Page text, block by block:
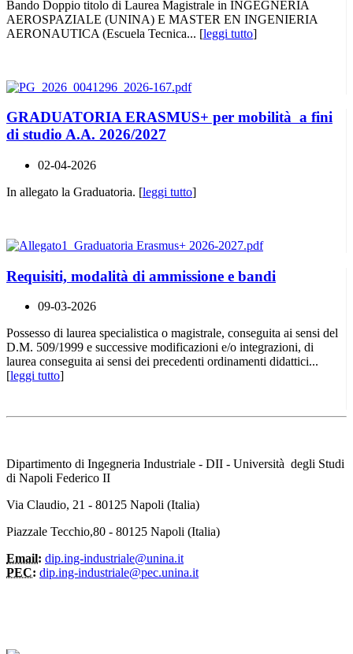
Bando Doppio titolo di Laurea Magistrale in INGEGNERIA
AEROSPAZIALE (UNINA) E MASTER EN INGENIERIA
AERONAUTICA (Escuela Tecnica... [leggi tutto]
GRADUATORIA ERASMUS+ per mobilità a fini
di studio A.A. 2026/2027
02-04-2026
In allegato la Graduatoria. [leggi tutto]
Requisiti, modalità di ammissione e bandi
09-03-2026
Possesso di laurea specialistica o magistrale, conseguita ai sensi del
D.M. 509/1999 e successive modificazioni e/o integrazioni, di
laurea conseguita ai sensi dei precedenti ordinamenti didattici...
[leggi tutto]
Dipartimento di Ingegneria Industriale - DII - Università degli Studi
di Napoli Federico II
Via Claudio, 21 - 80125 Napoli (Italia)
Piazzale Tecchio,80 - 80125 Napoli (Italia)
Email: dip.ing-industriale@unina.it
PEC: dip.ing-industriale@pec.unina.it